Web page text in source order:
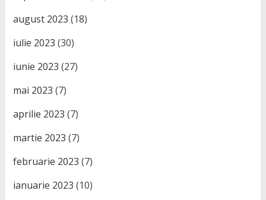
august 2023 (18)
iulie 2023 (30)
iunie 2023 (27)
mai 2023 (7)
aprilie 2023 (7)
martie 2023 (7)
februarie 2023 (7)
ianuarie 2023 (10)